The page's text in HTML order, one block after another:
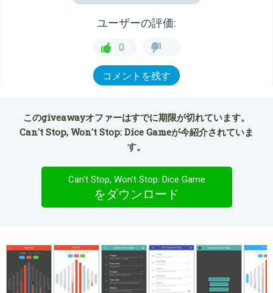
ユーザーの評価:
0
コメントを残す
このgiveawayオファーはすでに期限が切れています。
Can't Stop, Won't Stop: Dice Gameが今紹介されていま
す。
Can't Stop, Won't Stop: Dice Game
をダウンロード